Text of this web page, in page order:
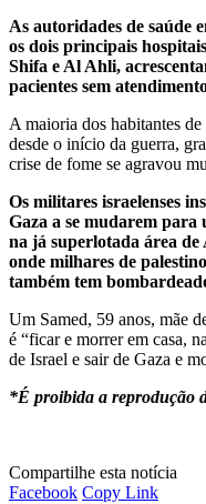
As autoridades de saúde
os dois principais
Shifa e Al Ahli,
pacientes sem
A maioria dos habitantes
desde o início da guerra,
crise de fome se agravou
Os militares israelenses
Gaza a se mudarem para
na já superlotada área de
onde milhares de
também tem
Um Samed, 59 anos, mãe
é “ficar e morrer em casa,
de Israel e sair de Gaza e
*É proibida a reprodução
Compartilhe esta notícia
Facebook Copy Link